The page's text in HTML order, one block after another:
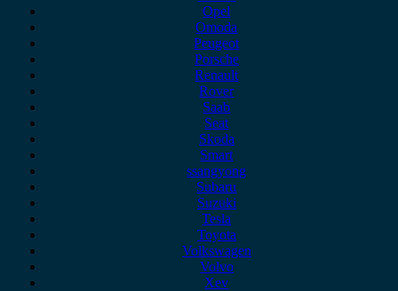
Opel
Omoda
Peugeot
Porsche
Renault
Rover
Saab
Seat
Skoda
Smart
ssangyong
Subaru
Suzuki
Tesla
Toyota
Volkswagen
Volvo
Xev